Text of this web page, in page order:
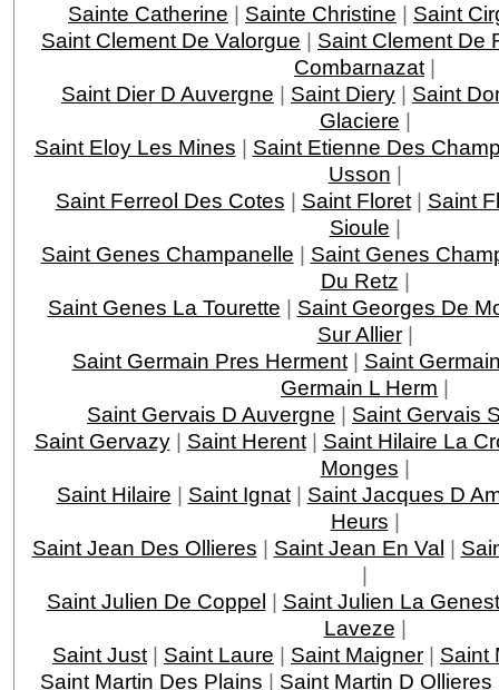
Sainte Catherine | Sainte Christine | Saint
Saint Clement De Valorgue | Saint Clement De
Combarnazat |
Saint Dier D Auvergne | Saint Diery | Saint
Glaciere |
Saint Eloy Les Mines | Saint Etienne Des
Usson |
Saint Ferreol Des Cotes | Saint Floret| Saint
Sioule |
Saint Genes Champanelle | Saint Genes
Du Retz |
Saint Genes La Tourette | Saint Georges De
Sur Allier|
Saint Germain Pres Herment| Saint
Germain L Herm |
Saint Gervais D Auvergne | Saint Gervais
Saint Gervazy| Saint Herent| Saint Hilaire La
Monges |
Saint Hilaire | Saint Ignat| Saint Jacques D
Heurs |
Saint Jean Des Ollieres | Saint Jean En Val |
|
Saint Julien De Coppel | Saint Julien La
Laveze |
Saint Just | Saint Laure | Saint Maigner | Saint
Saint Martin Des Plains | Saint Martin D Ollieres